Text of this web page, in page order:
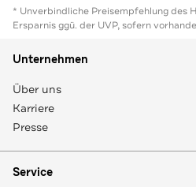
* Unverbindliche Preisempfehlung des
Ersparnis ggü. der UVP, sofern
Unternehmen
Über uns
Karriere
Presse
Service